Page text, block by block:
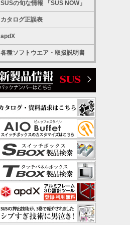
SUSの旬な情報 「SUS NOW」
カタログ正誤表
apdX
各種ソフトウエア・取扱説明書